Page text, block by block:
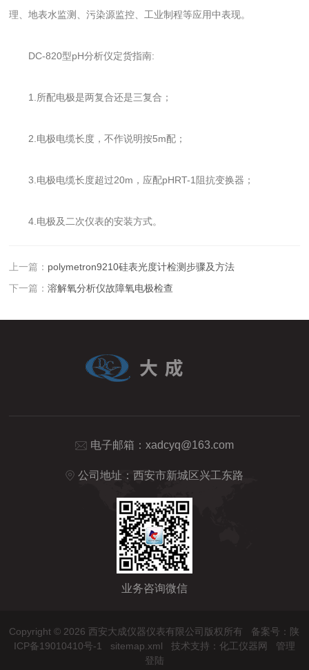
理、地表水监测、污染源监控、工业制程等应用中表现。
DC-820型pH分析仪定货指南:
1.所配电极是两复合还是三复合；
2.电极电缆长度，不作说明按5m配；
3.电极电缆长度超过20m，应配pHRT-1阻抗变换器；
4.电极及二次仪表的安装方式。
上一篇： polymetron9210硅表光度计检测步骤及方法
下一篇：溶解氧分析仪故障氧电极检查
电子邮箱： xadcyq@163.com
公司地址：西安市新城区兴工东路
业务咨询微信
Copyright © 2026 西安大成仪器仪表有限公司版权所有 备案号：陕
ICP备19010410号-1
sitemap.xml 技术支持： 化工仪器网
管理
登陆